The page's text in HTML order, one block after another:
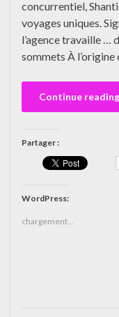
concurrentiel,
voyages uniques.
l’agence travaille …
sommets À l’origine
Continue reading
Partager :
WordPress:
chargement…